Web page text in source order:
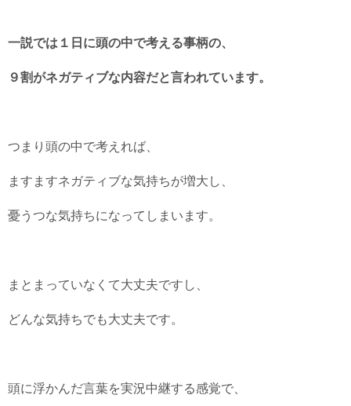
一説では１日に頭の中で考える事柄の、
９割がネガティブな内容だと言われています。
つまり頭の中で考えれば、
ますますネガティブな気持ちが増大し、
憂うつな気持ちになってしまいます。
まとまっていなくて大丈夫ですし、
どんな気持ちでも大丈夫です。
頭に浮かんだ言葉を実況中継する感覚で、